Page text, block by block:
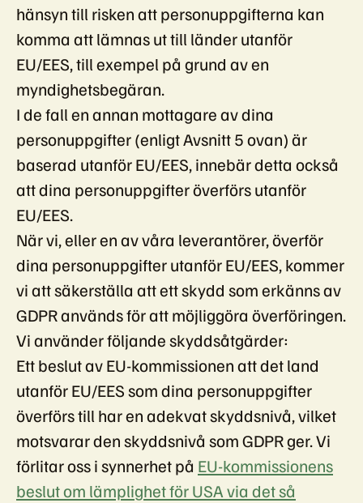
hänsyn till risken att personuppgifterna kan
komma att lämnas ut till länder utanför
EU/EES, till exempel på grund av en
myndighetsbegäran.
I de fall en annan mottagare av dina
personuppgifter (enligt Avsnitt 5 ovan) är
baserad utanför EU/EES, innebär detta också
att dina personuppgifter överförs utanför
EU/EES.
När vi, eller en av våra leverantörer, överför
dina personuppgifter utanför EU/EES, kommer
vi att säkerställa att ett skydd som erkänns av
GDPR används för att möjliggöra överföringen.
Vi använder följande skyddsåtgärder:
Ett beslut av EU-kommissionen att det land
utanför EU/EES som dina personuppgifter
överförs till har en adekvat skyddsnivå, vilket
motsvarar den skyddsnivå som GDPR ger. Vi
förlitar oss i synnerhet på EU-kommissionens
beslut om lämplighet för USA via det så